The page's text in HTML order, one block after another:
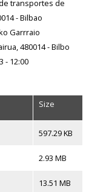
transportes de
- Bilbao
Garrraio
480014 - Bilbo
- 12:00
Size
597.29 KB
2.93 MB
13.51 MB